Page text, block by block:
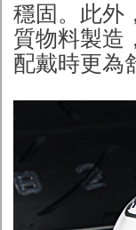
穩固。此外
質物料製造
配戴時更為